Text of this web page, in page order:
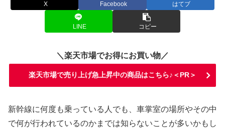
X Facebook はてブ
LINE コピー
＼楽天市場でお得にお買い物／
楽天市場で売り上げ急上昇中の商品はこちら♪＜PR＞
新幹線に何度も乗っている人でも、車掌室の場所やその中
で何が行われているのかまでは知らないことが多いかもし